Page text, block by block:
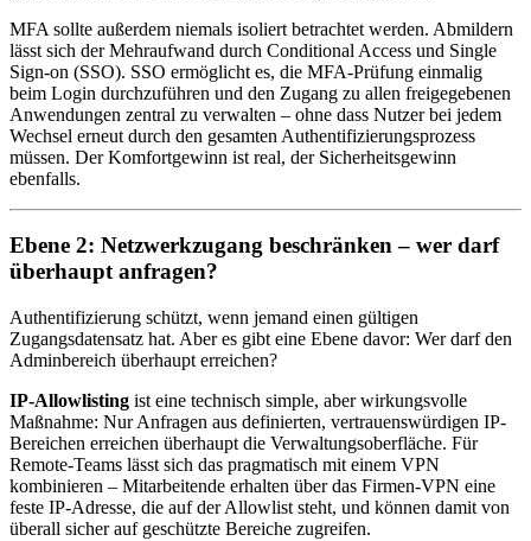
MFA sollte außerdem niemals isoliert betrachtet werden. Abmildern
lässt sich der Mehraufwand durch Conditional Access und Single
Sign-on (SSO). SSO ermöglicht es, die MFA-Prüfung einmalig
beim Login durchzuführen und den Zugang zu allen freigegebenen
Anwendungen zentral zu verwalten – ohne dass Nutzer bei jedem
Wechsel erneut durch den gesamten Authentifizierungsprozess
müssen. Der Komfortgewinn ist real, der Sicherheitsgewinn
ebenfalls.
Ebene 2: Netzwerkzugang beschränken – wer darf
überhaupt anfragen?
Authentifizierung schützt, wenn jemand einen gültigen
Zugangsdatensatz hat. Aber es gibt eine Ebene davor: Wer darf den
Adminbereich überhaupt erreichen?
IP-Allowlisting ist eine technisch simple, aber wirkungsvolle
Maßnahme: Nur Anfragen aus definierten, vertrauenswürdigen IP-
Bereichen erreichen überhaupt die Verwaltungsoberfläche. Für
Remote-Teams lässt sich das pragmatisch mit einem VPN
kombinieren – Mitarbeitende erhalten über das Firmen-VPN eine
feste IP-Adresse, die auf der Allowlist steht, und können damit von
überall sicher auf geschützte Bereiche zugreifen.